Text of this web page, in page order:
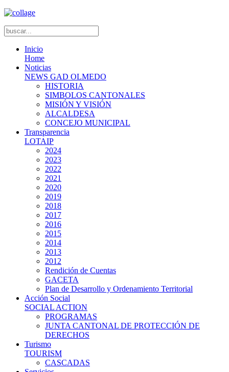
Inicio
Home
Noticias
NEWS GAD OLMEDO
HISTORIA
SIMBOLOS CANTONALES
MISIÓN Y VISIÓN
ALCALDESA
CONCEJO MUNICIPAL
Transparencia
LOTAIP
2024
2023
2022
2021
2020
2019
2018
2017
2016
2015
2014
2013
2012
Rendición de Cuentas
GACETA
Plan de Desarrollo y Ordenamiento Territorial
Acción Social
SOCIAL ACTION
PROGRAMAS
JUNTA CANTONAL DE PROTECCIÓN DE
DERECHOS
Turismo
TOURISM
CASCADAS